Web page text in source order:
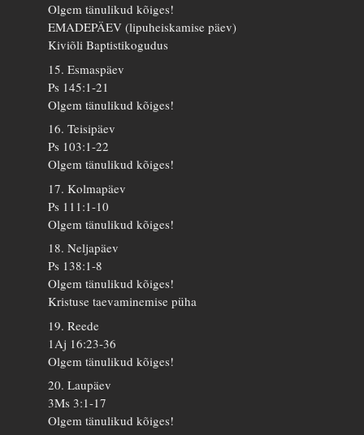
Olgem tänulikud kõiges!
EMADEPÄEV (lipuheiskamise päev)
Kiviõli Baptistikogudus
15. Esmaspäev
Ps 145:1-21
Olgem tänulikud kõiges!
16. Teisipäev
Ps 103:1-22
Olgem tänulikud kõiges!
17. Kolmapäev
Ps 111:1-10
Olgem tänulikud kõiges!
18. Neljapäev
Ps 138:1-8
Olgem tänulikud kõiges!
Kristuse taevaminemise püha
19. Reede
1Aj 16:23-36
Olgem tänulikud kõiges!
20. Laupäev
3Ms 3:1-17
Olgem tänulikud kõiges!